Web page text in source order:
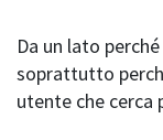
Da un lato
soprattutto
utente che cerca